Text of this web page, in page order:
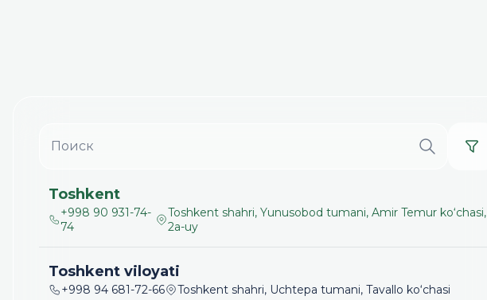
Toshkent
+998 90 931-74-
74
Toshkent shahri, Yunusobod tumani, Amir Temur ko‘chasi,
2a-uy
Toshkent viloyati
+998 94 681-72-66 Toshkent shahri, Uchtepa tumani, Tavallo ko‘chasi